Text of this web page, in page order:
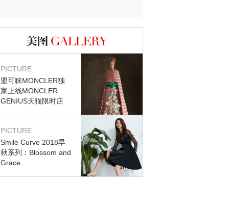
图库
PICTURE
盟可睐MONCLER独
家上线MONCLER
GENIUS天猫限时店
PICTURE
Smile Curve 2018早
秋系列：Blossom and
Grace.